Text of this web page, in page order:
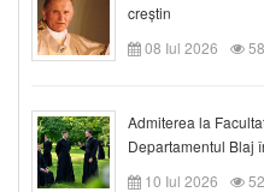
creștin
08 Iul 2026
Admiterea la
Departamentul Blaj
10 Iul 2026